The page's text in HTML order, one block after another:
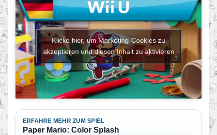
Klicke hier, um Marketing-Cookies zu
akzeptieren und diesen Inhalt zu aktivieren
ERFAHRE MEHR ZUM SPIEL
Paper Mario: Color Splash